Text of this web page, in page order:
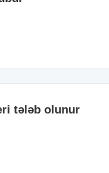
tələb olunur